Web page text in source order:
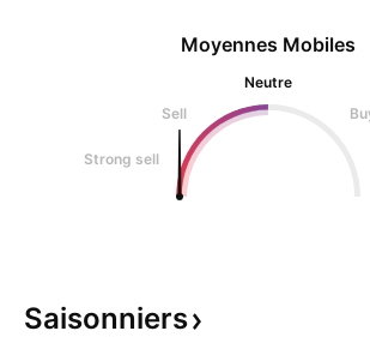
Moyennes Mobiles
Neutre
Sell
Strong sell
Saisonniers